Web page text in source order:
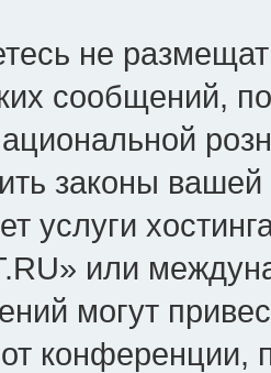
не
сообщений,
законы
услуги
или
могут
конференции,